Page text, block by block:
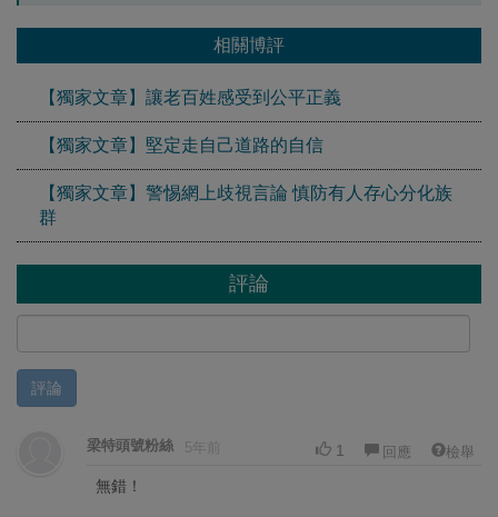
相關博評
【獨家文章】讓老百姓感受到公平正義
【獨家文章】堅定走自己道路的自信
【獨家文章】警惕網上歧視言論 慎防有人存心分化族
群
評論
評論
梁特頭號粉絲 5年前 1 回應 檢舉
無錯！